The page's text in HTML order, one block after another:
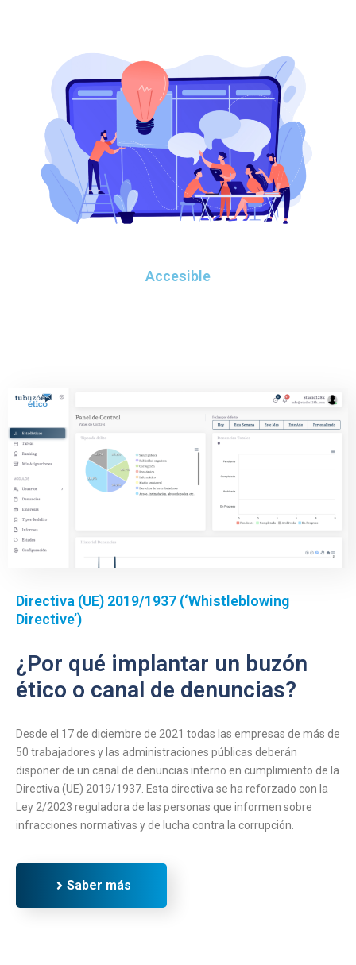
Accesible
Directiva (UE) 2019/1937 (‘Whistleblowing
Directive’)
¿Por qué implantar un buzón
ético o canal de denuncias?​
Desde el 17 de diciembre de 2021 todas las empresas de más de
50 trabajadores y las administraciones públicas deberán
disponer de un canal de denuncias interno en cumplimiento de la
Directiva (UE) 2019/1937. Esta directiva se ha reforzado con la
Ley 2/2023 reguladora de las personas que informen sobre
infracciones normativas y de lucha contra la corrupción.
Saber más